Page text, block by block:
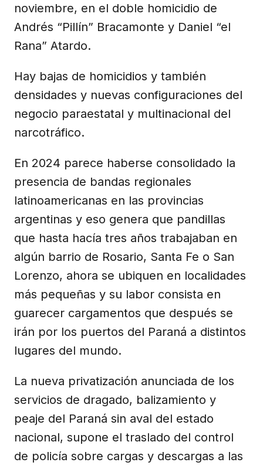
noviembre, en el doble homicidio de
Andrés “Pillín” Bracamonte y Daniel “el
Rana” Atardo.
Hay bajas de homicidios y también
densidades y nuevas configuraciones del
negocio paraestatal y multinacional del
narcotráfico.
En 2024 parece haberse consolidado la
presencia de bandas regionales
latinoamericanas en las provincias
argentinas y eso genera que pandillas
que hasta hacía tres años trabajaban en
algún barrio de Rosario, Santa Fe o San
Lorenzo, ahora se ubiquen en localidades
más pequeñas y su labor consista en
guarecer cargamentos que después se
irán por los puertos del Paraná a distintos
lugares del mundo.
La nueva privatización anunciada de los
servicios de dragado, balizamiento y
peaje del Paraná sin aval del estado
nacional, supone el traslado del control
de policía sobre cargas y descargas a las